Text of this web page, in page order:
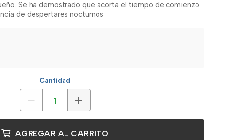
Se ha demostrado que acorta el tiempo de comienzo
de despertares nocturnos
Cantidad
AGREGAR AL CARRITO